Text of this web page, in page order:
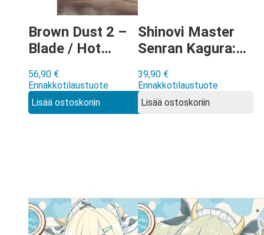
Brown Dust 2 –
Blade / Hot
Swordsman
pyyhe
56,90 €
Ennakkotilaustuote
Lisää ostoskoriin
Shinovi Master
Senran Kagura:
Toki Milk Maid
kumimatto
39,90 €
Ennakkotilaustuote
Lisää ostoskoriin